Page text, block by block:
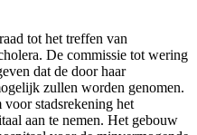
tot het treffen van
De commissie tot wering
dat de door haar
zullen worden genomen.
stadsrekening het
aan te nemen. Het gebouw